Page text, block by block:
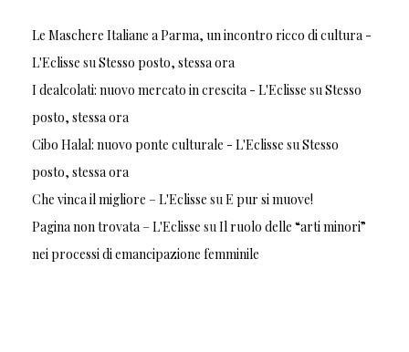
Le Maschere Italiane a Parma, un incontro ricco di cultura -
L'Eclisse su Stesso posto, stessa ora
I dealcolati: nuovo mercato in crescita - L'Eclisse su Stesso
posto, stessa ora
Cibo Halal: nuovo ponte culturale - L'Eclisse su Stesso
posto, stessa ora
Che vinca il migliore – L'Eclisse su E pur si muove!
Pagina non trovata – L'Eclisse su Il ruolo delle “arti minori”
nei processi di emancipazione femminile